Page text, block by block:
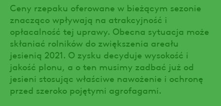
Ceny rzepaku oferowane w bieżącym sezonie
znacząco wpływają na atrakcyjność i
opłacalność tej uprawy. Obecna sytuacja może
skłaniać rolników do zwiększenia areału
jesienią 2021. O zysku decyduje wysokość i
jakość plonu, a o ten musimy zadbać już od
jesieni stosując właściwe nawożenie i ochronę
przed szeroko pojętymi agrofagami.